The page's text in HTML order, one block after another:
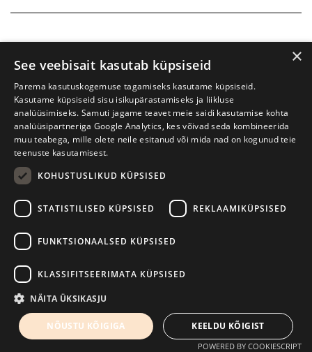
W. Struve 1, Tartu 50091 +372 7427079
Kodulehe tegemine - AMA
×
See veebisait kasutab küpsiseid
Parema kasutuskogemuse tagamiseks kasutame küpsiseid.
Kasutame küpsiseid sisu isikupärastamiseks ja liikluse
analüüsimiseks. Samuti jagame teavet meie saidi kasutamise kohta
analüüsipartneriga Google Analytics, kes võivad seda kombineerida
muu teabega, mille olete neile esitanud või mida nad on kogunud teie
teenuste kasutamisest.
KOHUSTUSLIKUD KÜPSISED
STATISTILISED KÜPSISED REKLAAMIKÜPSISED
FUNKTSIONAALSED KÜPSISED
KLASSIFITSEERIMATA KÜPSISED
NÄITA ÜKSIKASJU
NÕUSTU KÕIGIGA KEELDU KÕIGIST
POWERED BY COOKIESCRIPT